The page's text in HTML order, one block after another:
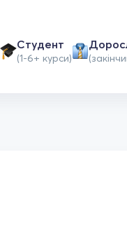
Студент
(1-6+ курси)